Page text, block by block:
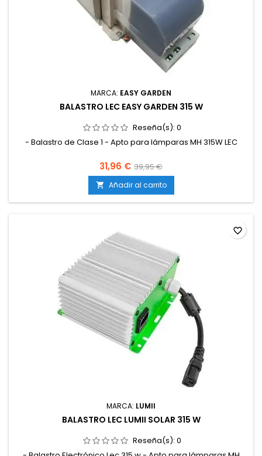
MARCA: EASY GARDEN
BALASTRO LEC EASY GARDEN 315 W
Reseña(s): 0
- Balastro de Clase 1 - Apto para lámparas MH 315W LEC
31,96 € 39,95 €
 Añadir al carrito
MARCA: LUMII
BALASTRO LEC LUMII SOLAR 315 W
Reseña(s): 0
favorite_border